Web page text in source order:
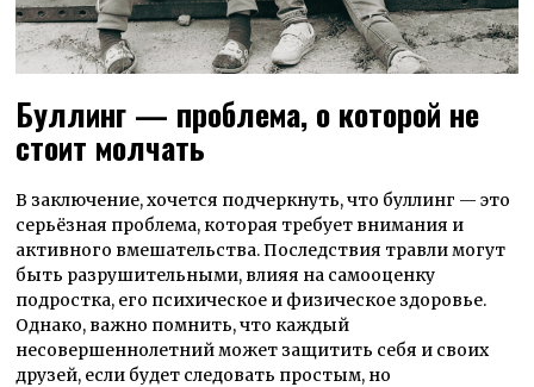
Буллинг — проблема, о которой не
стоит молчать
В заключение, хочется подчеркнуть, что буллинг — это
серьёзная проблема, которая требует внимания и
активного вмешательства. Последствия травли могут
быть разрушительными, влияя на самооценку
подростка, его психическое и физическое здоровье.
Однако, важно помнить, что каждый
несовершеннолетний может защитить себя и своих
друзей, если будет следовать простым, но